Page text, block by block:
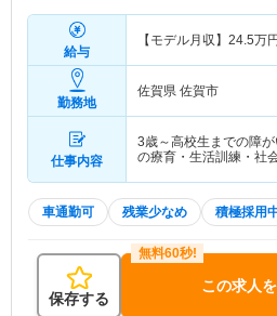
給与
【モデル月収】 24.5万
勤務地
佐賀県 佐賀市
仕事内容
3歳～高校生までの障
の療育・生活訓練・社
車通勤可 残業少なめ 積極採用
保存する
この求人